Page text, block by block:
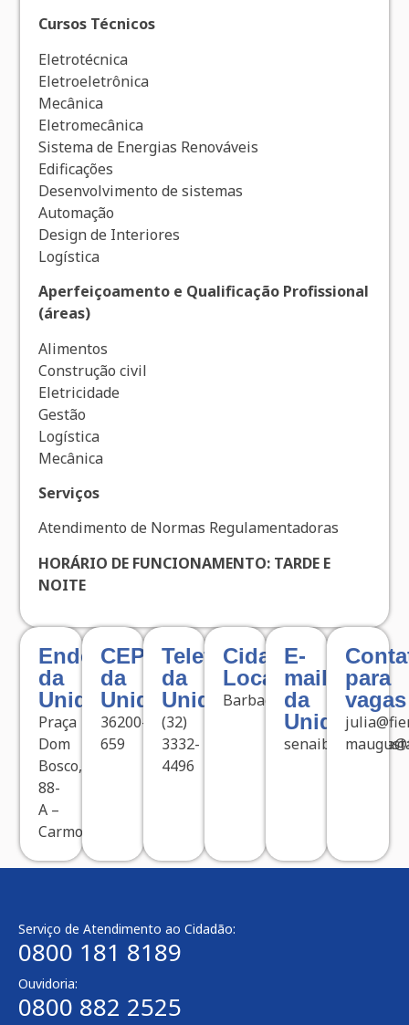
Cursos Técnicos
Eletrotécnica
Eletroeletrônica
Mecânica
Eletromecânica
Sistema de Energias Renováveis
Edificações
Desenvolvimento de sistemas
Automação
Design de Interiores
Logística
Aperfeiçoamento e Qualificação Profissional
(áreas)
Alimentos
Construção civil
Eletricidade
Gestão
Logística
Mecânica
Serviços
Atendimento de Normas Regulamentadoras
HORÁRIO DE FUNCIONAMENTO: TARDE E
NOITE
Endereço
da
Unidade
Praça
Dom
Bosco,
88-
A –
Carmo
CEP
da
Unidade
36200-
659
Telefone
da
Unidade
(32)
3332-
4496
Cidade
Localizada
Barbacena
E-
mail
da
Unidade
para
vagas
Serviço de Atendimento ao Cidadão:
0800 181 8189
Ouvidoria:
0800 882 2525​